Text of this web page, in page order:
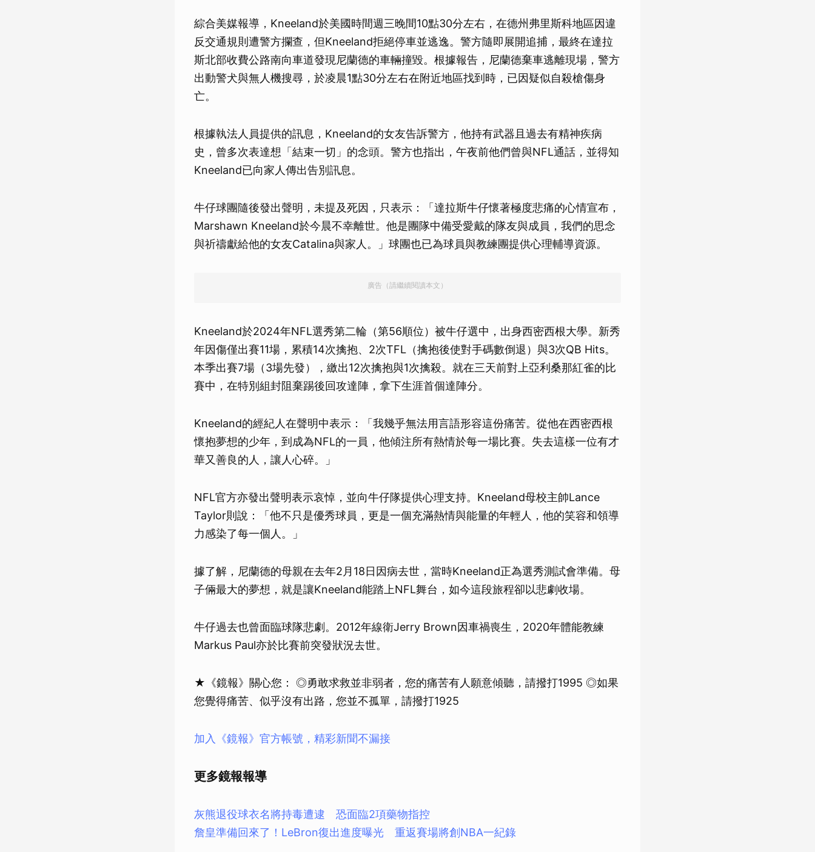
綜合美媒報導，Kneeland於美國時間週三晚間10點30分左右，在德州弗里斯科地區因違
反交通規則遭警方攔查，但Kneeland拒絕停車並逃逸。警方隨即展開追捕，最終在達拉
斯北部收費公路南向車道發現尼蘭德的車輛撞毀。根據報告，尼蘭德棄車逃離現場，警方
出動警犬與無人機搜尋，於凌晨1點30分左右在附近地區找到時，已因疑似自殺槍傷身
亡。
根據執法人員提供的訊息，Kneeland的女友告訴警方，他持有武器且過去有精神疾病
史，曾多次表達想「結束一切」的念頭。警方也指出，午夜前他們曾與NFL通話，並得知
Kneeland已向家人傳出告別訊息。
牛仔球團隨後發出聲明，未提及死因，只表示：「達拉斯牛仔懷著極度悲痛的心情宣布，
Marshawn Kneeland於今晨不幸離世。他是團隊中備受愛戴的隊友與成員，我們的思念
與祈禱獻給他的女友Catalina與家人。」球團也已為球員與教練團提供心理輔導資源。
廣告（請繼續閱讀本文）
Kneeland於2024年NFL選秀第二輪（第56順位）被牛仔選中，出身西密西根大學。新秀
年因傷僅出賽11場，累積14次擒抱、2次TFL（擒抱後使對手碼數倒退）與3次QB Hits。
本季出賽7場（3場先發），繳出12次擒抱與1次擒殺。就在三天前對上亞利桑那紅雀的比
賽中，在特別組封阻棄踢後回攻達陣，拿下生涯首個達陣分。
Kneeland的經紀人在聲明中表示：「我幾乎無法用言語形容這份痛苦。從他在西密西根
懷抱夢想的少年，到成為NFL的一員，他傾注所有熱情於每一場比賽。失去這樣一位有才
華又善良的人，讓人心碎。」
NFL官方亦發出聲明表示哀悼，並向牛仔隊提供心理支持。Kneeland母校主帥Lance
Taylor則說：「他不只是優秀球員，更是一個充滿熱情與能量的年輕人，他的笑容和領導
力感染了每一個人。」
據了解，尼蘭德的母親在去年2月18日因病去世，當時Kneeland正為選秀測試會準備。母
子倆最大的夢想，就是讓Kneeland能踏上NFL舞台，如今這段旅程卻以悲劇收場。
牛仔過去也曾面臨球隊悲劇。2012年線衛Jerry Brown因車禍喪生，2020年體能教練
Markus Paul亦於比賽前突發狀況去世。
★《鏡報》關心您： ◎勇敢求救並非弱者，您的痛苦有人願意傾聽，請撥打1995 ◎如果
您覺得痛苦、似乎沒有出路，您並不孤單，請撥打1925
加入《鏡報》官方帳號，精彩新聞不漏接
更多鏡報報導
灰熊退役球衣名將持毒遭逮 恐面臨2項藥物指控
詹皇準備回來了！LeBron復出進度曝光 重返賽場將創NBA一紀錄
取消